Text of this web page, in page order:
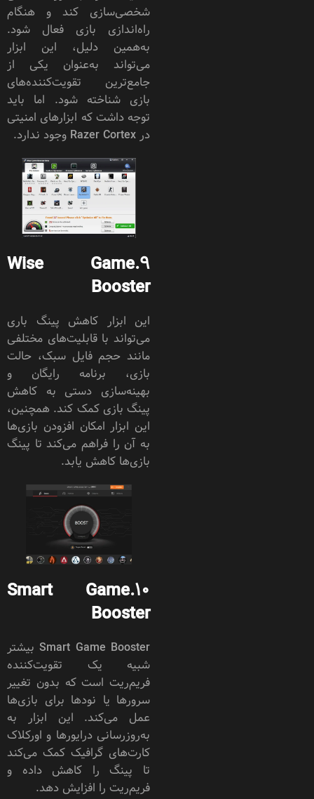
شخصی‌سازی کند و هنگام
راه‌اندازی بازی فعال شود.
به‌همین دلیل، این ابزار
می‌تواند به‌عنوان یکی از
جامع‌ترین تقویت‌کننده‌های
بازی شناخته شود. اما باید
توجه داشت که ابزارهای امنیتی
در Razer Cortex وجود ندارد.
9.
Wise Game
Booster
این ابزار کاهش پینگ باری
می‌تواند با قابلیت‌های مختلفی
مانند حجم فایل سبک، حالت
بازی، برنامه رایگان و
بهینه‌سازی دستی به کاهش
پینگ بازی کمک کند. همچنین،
این ابزار امکان افزودن بازی‌ها
به آن را فراهم می‌کند تا پینگ
بازی‌ها کاهش یابد.
10.
Smart Game
Booster
Smart Game Booster بیشتر
شبیه یک تقویت‌کننده
فریم‌ریت است که بدون تغییر
سرورها یا نودها برای بازی‌ها
عمل می‌کند. این ابزار به
به‌روزرسانی درایورها و اورکلاک
کارت‌های گرافیک کمک می‌کند
تا پینگ را کاهش داده و
فریم‌ریت را افزایش دهد.